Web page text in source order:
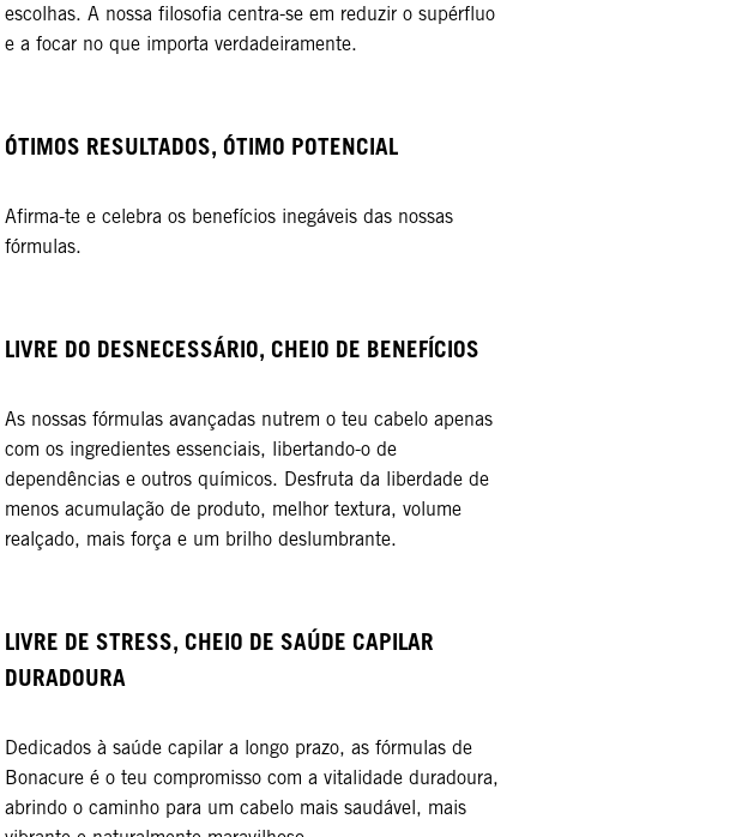
escolhas. A nossa filosofia centra-se em reduzir o supérfluo
e a focar no que importa verdadeiramente.​​
ÓTIMOS RESULTADOS, ÓTIMO POTENCIAL​
Afirma-te e celebra os benefícios inegáveis das nossas
fórmulas.​
LIVRE DO DESNECESSÁRIO, CHEIO DE BENEFÍCIOS​
As nossas fórmulas avançadas nutrem o teu cabelo apenas
com os ingredientes essenciais, libertando-o de
dependências e outros químicos. Desfruta da liberdade de
menos acumulação de produto, melhor textura, volume
realçado, mais força e um brilho deslumbrante.​
LIVRE DE STRESS, CHEIO DE SAÚDE CAPILAR
DURADOURA
Dedicados à saúde capilar a longo prazo, as fórmulas de
Bonacure é o teu compromisso com a vitalidade duradoura,
abrindo o caminho para um cabelo mais saudável, mais